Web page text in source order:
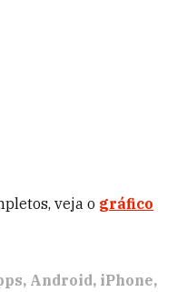
veja o gráfico
Android iPhone